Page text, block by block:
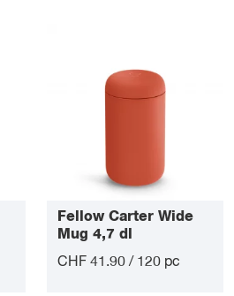
Fellow Carter Wide
Mug 4,7 dl
CHF 41.90 / 120 pc